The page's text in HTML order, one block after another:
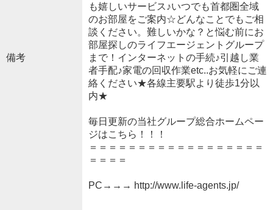
備考
も嬉しいサービス♪いつでも首都圏全域
のお部屋をご案内☆どんなことでもご相
談ください。難しいかな？と悩む前にお
部屋探しのライフエージェントグループ
まで！インターネットの手続♪引越し業
者手配♪家電の回収作業etc..お気軽にご連
絡ください★各線主要駅より徒歩1分以
内★
毎日更新の当社グループ総合ホームペー
ジはこちら！！！
＝＝＝＝＝＝＝＝＝＝＝＝＝＝＝＝＝＝
＝＝＝＝
PC→→→ http://www.life-agents.jp/